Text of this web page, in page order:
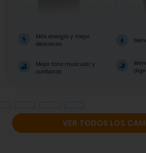
Más energía y mejor
descanso
Mejor tono muscular y
confianza
VER TODOS LOS